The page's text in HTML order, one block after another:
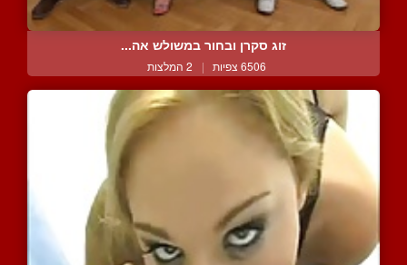
זוג סקרן ובחור במשולש אה...
6506 צפיות | 2 המלצות